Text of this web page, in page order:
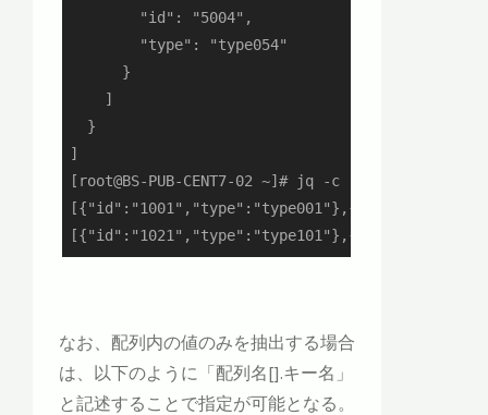
        "id": "5004",
        "type": "type054"
      }
    ]
  }
]
[root@BS-PUB-CENT7-02 ~]# jq -c
なお、配列内の値のみを抽出する場合
は、以下のように「配列名[].キー名」
と記述することで指定が可能となる。